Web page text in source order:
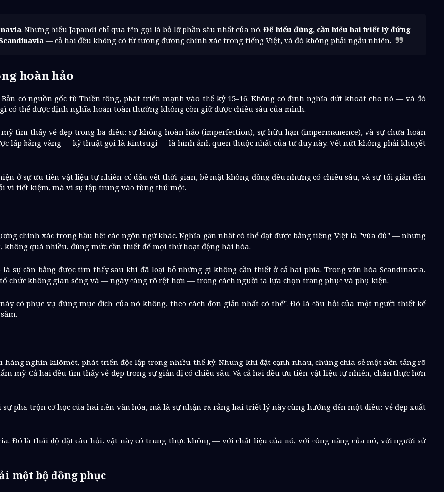
. Nhưng hiểu Japandi chỉ qua tên gọi là bỏ lỡ phần sâu nhất của nó. Để hiểu đúng, cần hiểu hai triết lý đứng
— cả hai đều không có từ tương đương chính xác trong tiếng Việt, và đó không phải ngẫu nhiên.
hoàn hảo
có nguồn gốc từ Thiền tông, phát triển mạnh vào thế kỷ 15–16. Không có định nghĩa dứt khoát cho nó — và đó
có thể được định nghĩa hoàn toàn thường không còn giữ được chiều sâu của mình.
tìm thấy vẻ đẹp trong ba điều: sự không hoàn hảo (imperfection), sự hữu hạn (impermanence), và sự chưa hoàn
lấp bằng vàng — kỹ thuật gọi là Kintsugi — là hình ảnh quen thuộc nhất của tư duy này. Vết nứt không phải khuyết
ở sự ưu tiên vật liệu tự nhiên có dấu vết thời gian, bề mặt không đồng đều nhưng có chiều sâu, và sự tối giản đến
vì tiết kiệm, mà vì sự tập trung vào từng thứ một.
chính xác trong hầu hết các ngôn ngữ khác. Nghĩa gần nhất có thể đạt được bằng tiếng Việt là "vừa đủ" — nhưng
quá nhiều, đúng mức cần thiết để mọi thứ hoạt động hài hòa.
sự cân bằng được tìm thấy sau khi đã loại bỏ những gì không cần thiết ở cả hai phía. Trong văn hóa Scandinavia,
chức không gian sống và — ngày càng rõ rệt hơn — trong cách người ta lựa chọn trang phục và phụ kiện.
có phục vụ đúng mục đích của nó không, theo cách đơn giản nhất có thể". Đó là câu hỏi của một người thiết kế
hàng nghìn kilômét, phát triển độc lập trong nhiều thế kỷ. Nhưng khi đặt cạnh nhau, chúng chia sẻ một nền tảng rõ
mỹ. Cả hai đều tìm thấy vẻ đẹp trong sự giản dị có chiều sâu. Và cả hai đều ưu tiên vật liệu tự nhiên, chân thực hơn
pha trộn cơ học của hai nền văn hóa, mà là sự nhận ra rằng hai triết lý này cùng hướng đến một điều: vẻ đẹp xuất
Đó là thái độ đặt câu hỏi: vật này có trung thực không — với chất liệu của nó, với công năng của nó, với người sử
một bộ đồng phục